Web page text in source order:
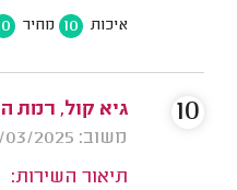
איכות 10 מחיר
גיא קול, רמת
משוב: 17/03/2025
תיאור השירות:
10